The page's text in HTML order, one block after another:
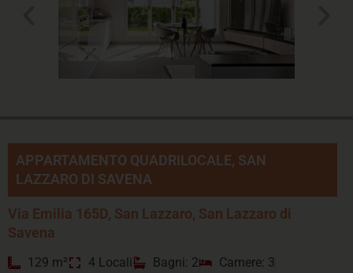
APPARTAMENTO QUADRILOCALE, SAN
LAZZARO DI SAVENA
Via Emilia 165D, San Lazzaro, San Lazzaro di
Savena
129 m² 4 Locali Bagni: 2
Camere: 3